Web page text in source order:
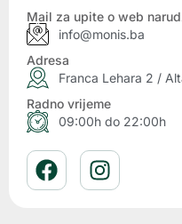
Mail za upite o web
info@monis.ba
Adresa
Franca Lehara 2 /
Radno vrijeme
09:00h do 22:00h